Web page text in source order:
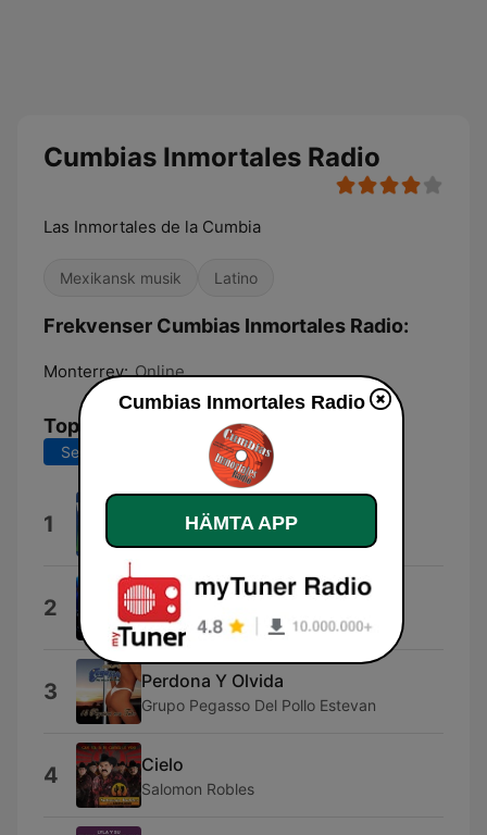
Cumbias Inmortales Radio
Las Inmortales de la Cumbia
Mexikansk musik Latino
Frekvenser Cumbias Inmortales Radio:
Monterrey: Online
Topplåtar
Senaste 7 dagarna Senaste 30 dagarna
1 Dejenla Que Baile
2 Amor Vaquero (En Vivo)
Eliseo Robles
3 Perdona Y Olvida
Grupo Pegasso Del Pollo Estevan
4 Cielo
Salomon Robles
Cumbias Inmortales Radio
HÄMTA APP